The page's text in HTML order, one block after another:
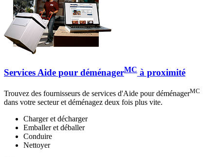
Services Aide pour déménagerMC à proximité
Trouvez des fournisseurs de services d'Aide pour déménagerMC
dans votre secteur et déménagez deux fois plus vite.
Charger et décharger
Emballer et déballer
Conduire
Nettoyer